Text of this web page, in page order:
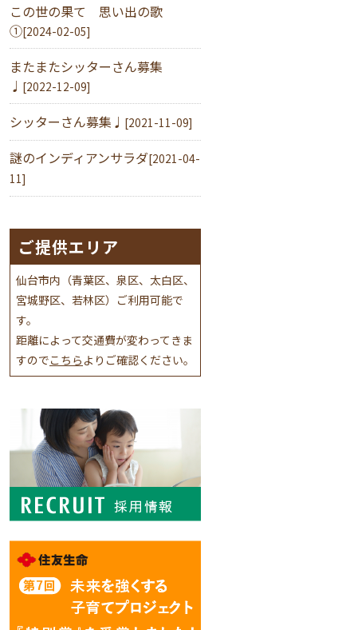
この世の果て 思い出の歌
①[2024-02-05]
またまたシッターさん募集
♩ [2022-12-09]
シッターさん募集♩ [2021-11-09]
謎のインディアンサラダ[2021-04-
11]
ご提供エリア
仙台市内（青葉区、泉区、太白区、
宮城野区、若林区）ご利用可能で
す。
距離によって交通費が変わってきま
すのでこちら よりご確認ください。